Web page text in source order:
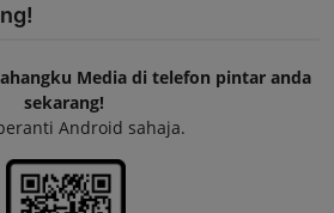
Media di telefon pintar anda
sekarang!
Android sahaja.